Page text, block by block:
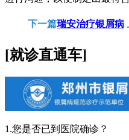
下一篇瑞安治疗银屑病
[就诊直通车]
1.您是否已到医院确诊？